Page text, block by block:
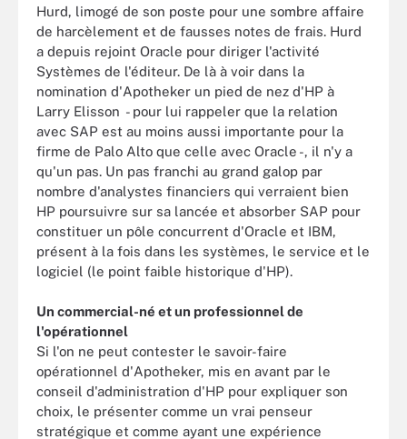
Hurd, limogé de son poste pour une sombre affaire
de harcèlement et de fausses notes de frais. Hurd
a depuis rejoint Oracle pour diriger l'activité
Systèmes de l'éditeur. De là à voir dans la
nomination d'Apotheker un pied de nez d'HP à
Larry Elisson - pour lui rappeler que la relation
avec SAP est au moins aussi importante pour la
firme de Palo Alto que celle avec Oracle -, il n'y a
qu'un pas. Un pas franchi au grand galop par
nombre d'analystes financiers qui verraient bien
HP poursuivre sur sa lancée et absorber SAP pour
constituer un pôle concurrent d'Oracle et IBM,
présent à la fois dans les systèmes, le service et le
logiciel (le point faible historique d'HP).
Un commercial-né et un professionnel de
l'opérationnel
Si l'on ne peut contester le savoir-faire
opérationnel d'Apotheker, mis en avant par le
conseil d'administration d'HP pour expliquer son
choix, le présenter comme un vrai penseur
stratégique et comme ayant une expérience